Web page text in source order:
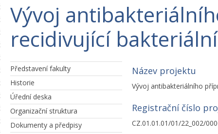
Vývoj
recidivující
Představení fakulty
Historie
Úřední deska
Organizační struktura
Dokumenty a předpisy
Název projektu
Vývoj antibakteriálního
Registrační číslo
CZ.01.01.01/01/22_002/